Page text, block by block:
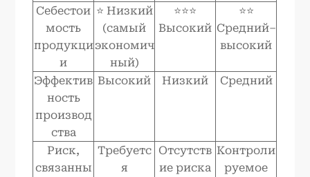
Себестои
мость
продукци
и
⭐ Низкий
(самый
экономич
ный)
⭐⭐⭐
Высокий
⭐⭐
Средний–
высокий
Эффектив
ность
производ
ства
Высокий Низкий Средний
Риск,
связанны
Требуетс
я
Отсутств
ие риска
Контроли
руемое